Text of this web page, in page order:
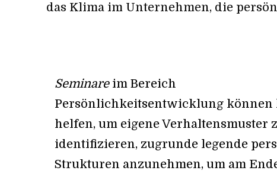
das Klima im Unternehmen, die
Seminareim Bereich
Persönlichkeitsentwicklung können
helfen, um eigene Verhaltensmuster
identifizieren, zugrunde legende
Strukturen anzunehmen, um am